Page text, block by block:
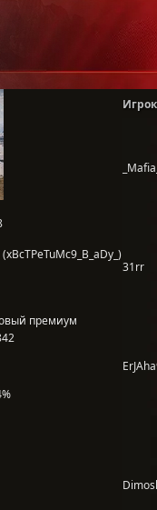
премиум
Игрок
31rr